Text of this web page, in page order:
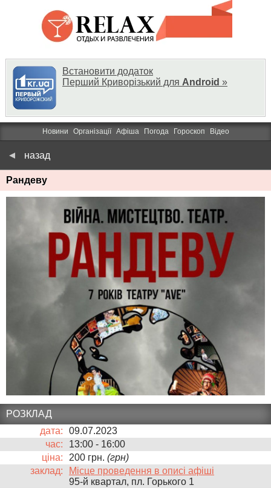
Встановити додаток
Перший Криворізький для Android »
Новини Організації Афіша Погода Гороскоп Відео
назад
Рандеву
РОЗКЛАД
дата:
09.07.2023
час:
13:00 - 16:00
ціна:
200 грн. (грн)
заклад:
Місце проведення в описі афіші
95-й квартал, пл. Горького 1